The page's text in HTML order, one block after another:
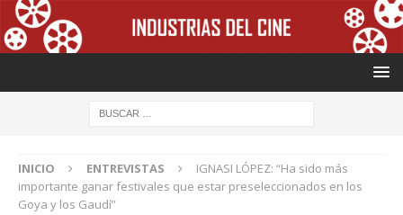
INICIO ENTREVISTAS
IGNASI LÓPEZ: “Ha sido más
importante ganar festivales que estar preseleccionados en los
Goya y los Gaudí”